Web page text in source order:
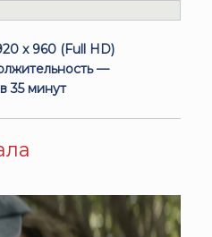
x 960 (Full HD)
—
35 минут